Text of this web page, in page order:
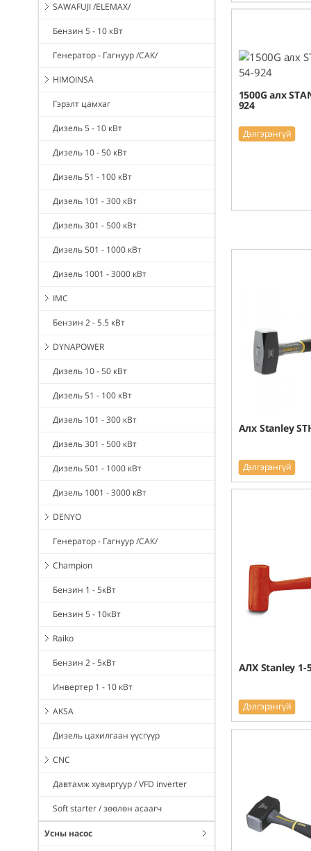
SAWAFUJI /ELEMAX/
Бензин 5 - 10 кВт
Генератор - Гагнуур /САК/
HIMOINSA
Гэрэлт цамхаг
Дизель 5 - 10 кВт
Дизель 10 - 50 кВт
Дизель 51 - 100 кВт
Дизель 101 - 300 кВт
Дизель 301 - 500 кВт
Дизель 501 - 1000 кВт
Дизель 1001 - 3000 кВт
IMC
Бензин 2 - 5.5 кВт
DYNAPOWER
Дизель 10 - 50 кВт
Дизель 51 - 100 кВт
Дизель 101 - 300 кВт
Дизель 301 - 500 кВт
Дизель 501 - 1000 кВт
Дизель 1001 - 3000 кВт
DENYO
Генератор - Гагнуур /САК/
Champion
Бензин 1 - 5кВт
Бензин 5 - 10кВт
Raiko
Бензин 2 - 5кВт
Инвертер 1 - 10 кВт
AKSA
Дизель цахилгаан үүсгүүр
CNC
Давтамж хувиргуур / VFD inverter
Soft starter / зөөлөн асаагч
Усны насос
1500G алх
924
Дэлгэрэнгүй
Алх Stanley
Дэлгэрэнгүй
АЛХ Stanley 1-
Дэлгэрэнгүй